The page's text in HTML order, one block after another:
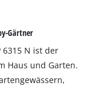
Gärtner
6315 N ist der
Haus und Garten.